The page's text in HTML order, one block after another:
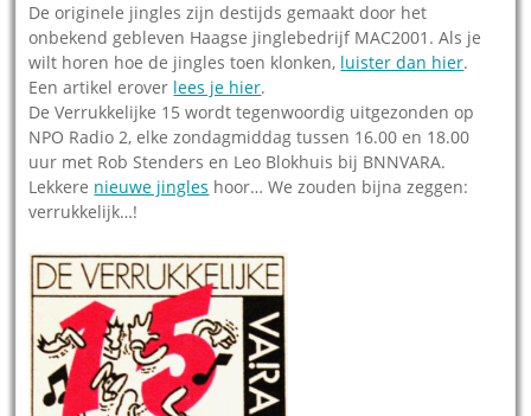
De originele jingles zijn destijds gemaakt door het
onbekend gebleven Haagse jinglebedrijf MAC2001. Als je
wilt horen hoe de jingles toen klonken, luister dan hier.
Een artikel erover lees je hier.
De Verrukkelijke 15 wordt tegenwoordig uitgezonden op
NPO Radio 2, elke zondagmiddag tussen 16.00 en 18.00
uur met Rob Stenders en Leo Blokhuis bij BNNVARA.
Lekkere nieuwe jingles hoor… We zouden bijna zeggen:
verrukkelijk…!